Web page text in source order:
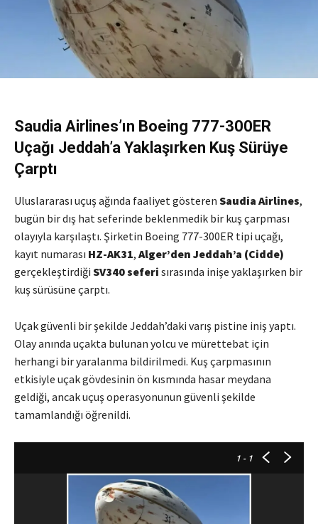
Saudia Airlines’ın Boeing 777-300ER
Uçağı Jeddah’a Yaklaşırken Kuş Sürüye
Çarptı
Uluslararası uçuş ağında faaliyet gösteren Saudia Airlines,
bugün bir dış hat seferinde beklenmedik bir kuş çarpması
olayıyla karşılaştı. Şirketin Boeing 777-300ER tipi uçağı,
kayıt numarası HZ-AK31, Alger’den Jeddah’a (Cidde)
gerçekleştirdiği SV340 seferi sırasında inişe yaklaşırken bir
kuş sürüsüne çarptı.
Uçak güvenli bir şekilde Jeddah’daki varış pistine iniş yaptı.
Olay anında uçakta bulunan yolcu ve mürettebat için
herhangi bir yaralanma bildirilmedi. Kuş çarpmasının
etkisiyle uçak gövdesinin ön kısmında hasar meydana
geldiği, ancak uçuş operasyonunun güvenli şekilde
tamamlandığı öğrenildi.
1 - 1